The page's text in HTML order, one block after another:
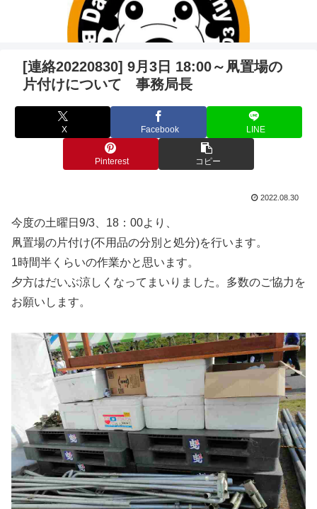
[連絡20220830] 9月3日 18:00～凧置場の
片付けについて 事務局長
X Facebook LINE
Pinterest コピー
2022.08.30
今度の土曜日9/3、18：00より、
凧置場の片付け(不用品の分別と処分)を行います。
1時間半くらいの作業かと思います。
夕方はだいぶ涼しくなってまいりました。多数のご協力を
お願いします。